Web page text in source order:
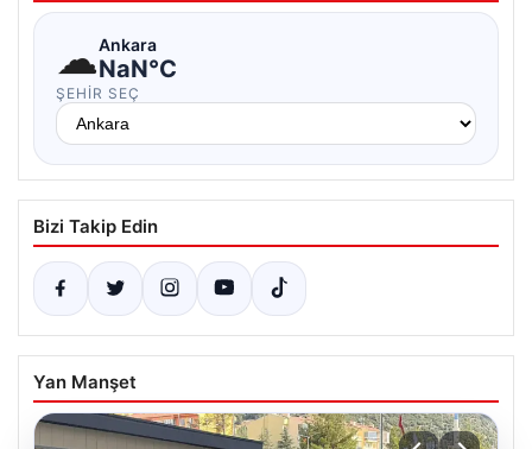
☁Ankara
NaN°C
ŞEHIR SEÇ
Bizi Takip Edin
Yan Manşet